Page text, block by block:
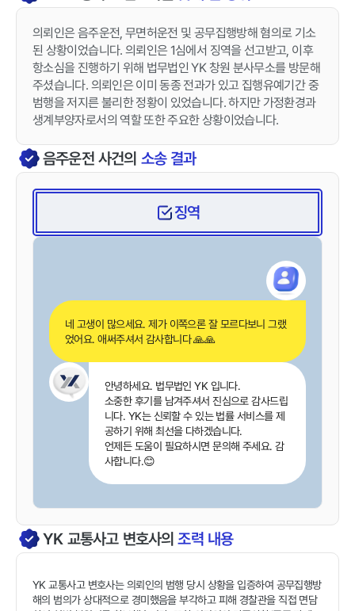
의뢰인은 음주운전, 무면허운전 및 공무집행방해 혐의로 기소
된 상황이었습니다. 의뢰인은 1심에서 징역을 선고받고, 이후
항소심을 진행하기 위해 법무법인 YK 창원 분사무소를 방문해
주셨습니다. 의뢰인은 이미 동종 전과가 있고 집행유예기간 중
범행을 저지른 불리한 정황이 있었습니다. 하지만 가정환경과
생계부양자로서의 역할 또한 주요한 상황이었습니다.
음주운전사건의 소송 결과
징역
네 고생이 많으세요. 제가 이쪽으론 잘 모르다보니 그랬
었어요. 애써주셔서 감사합니다 🙏🙏
안녕하세요. 법무법인 YK 입니다.
소중한 후기를 남겨주셔서 진심으로 감사드립
니다. YK는 신뢰할 수 있는 법률 서비스를 제
공하기 위해 최선을 다하겠습니다.
언제든 도움이 필요하시면 문의해 주세요. 감
사합니다.😊
YK교통사고변호사의 조력 내용
YK 교통사고 변호사는 의뢰인의 범행 당시 상황을 입증하여 공무집행방
해의 범의가 상대적으로 경미했음을 부각하고 피해 경찰관을 직접 면담